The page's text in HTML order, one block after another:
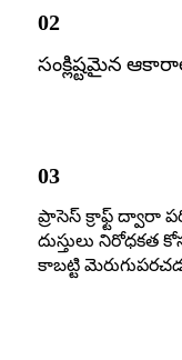
02
సంక్లిష్టమైన
03
ప్రాసెస్ క్రాఫ్ట్
దుస్తులు నిరోధకత
కాబట్టి